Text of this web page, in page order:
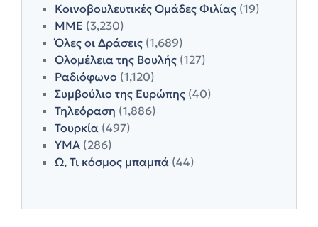
Κοινοβουλευτικές Ομάδες Φιλίας (19)
ΜΜΕ (3,230)
Όλες οι Δράσεις (1,689)
Ολομέλεια της Βουλής (127)
Ραδιόφωνο (1,120)
Συμβούλιο της Ευρώπης (40)
Τηλεόραση (1,886)
Τουρκία (497)
ΥΜΑ (286)
Ω, Τι κόσμος μπαμπά (44)